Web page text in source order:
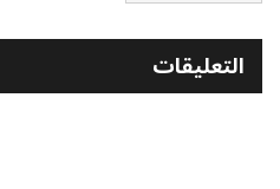
التعليقات